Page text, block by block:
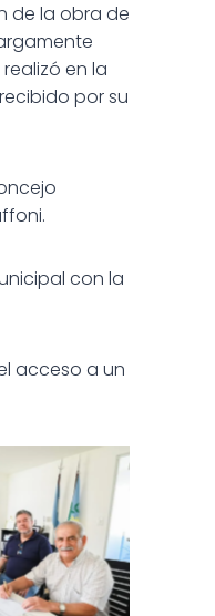
de la obra de
en la
por su
con la
acceso a un